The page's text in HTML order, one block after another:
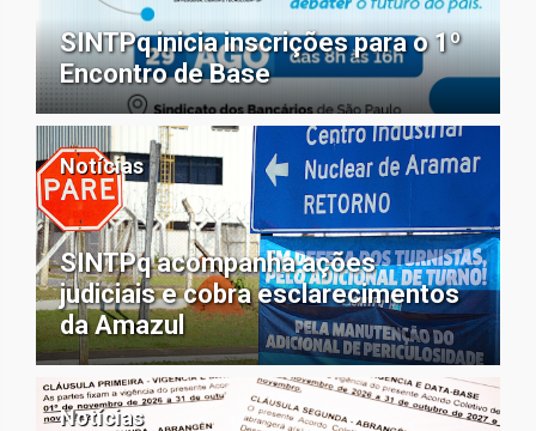
SINTPq inicia inscrições para o 1º
Encontro de Base
Notícias
SINTPq acompanha ações
judiciais e cobra esclarecimentos
da Amazul
Notícias